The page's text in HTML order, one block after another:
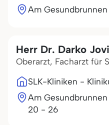
Am
Herr Dr. Darko
Oberarzt, Facharzt für
SLK-Kliniken -
Am Gesundbrunnen
20 - 26